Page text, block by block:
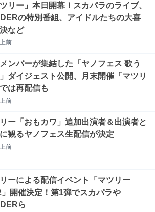
ツリー」本日開幕！スカパラのライブ、
の特別番組、アイドルたちの大喜
など
前
ンバーが集結した「ヤノフェス 歌う
ダイジェスト公開、月末開催「マツリ
は再配信も
前
ー「おもカワ」追加出演者＆出演者と
観るヤノフェス生配信が決定
前
ーによる配信イベント「マツリー
開催決定！第1弾でスカパラや
ら